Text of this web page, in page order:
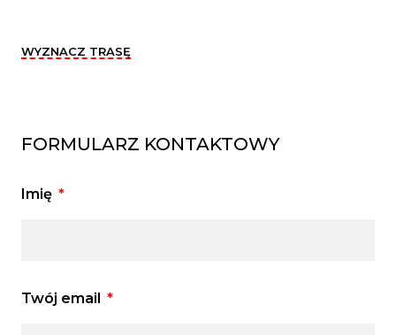
WYZNACZ TRASĘ
FORMULARZ KONTAKTOWY
Imię
Twój email